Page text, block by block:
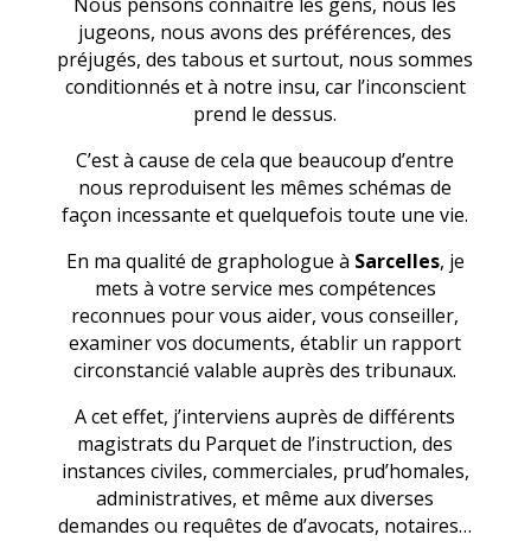
jugeons, nous avons des préférences, des
préjugés, des tabous et surtout, nous sommes
conditionnés et à notre insu, car l’inconscient
prend le dessus.
C’est à cause de cela que beaucoup d’entre
nous reproduisent les mêmes schémas de
façon incessante et quelquefois toute une vie.
En ma qualité de graphologue à Sarcelles, je
mets à votre service mes compétences
reconnues pour vous aider, vous conseiller,
examiner vos documents, établir un rapport
circonstancié valable auprès des tribunaux.
A cet effet, j’interviens auprès de différents
magistrats du Parquet de l’instruction, des
instances civiles, commerciales, prud’homales,
administratives, et même aux diverses
demandes ou requêtes de d’avocats, notaires…